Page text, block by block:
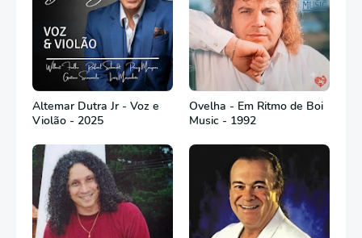
Altemar Dutra Jr - Voz e
Violão - 2025
Ovelha - Em Ritmo de Boi
Music - 1992